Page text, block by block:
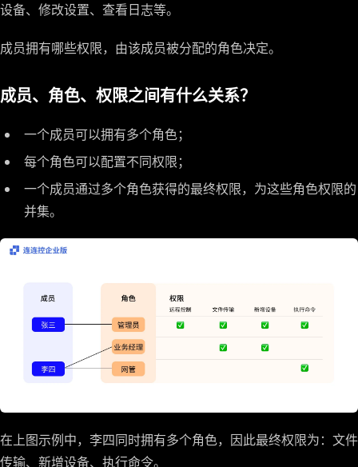
设备、修改设置、查看日志等。
成员拥有哪些权限，由该成员被分配的角色决定。
成员、角色、权限之间有什么关系？
一个成员可以拥有多个角色；
每个角色可以配置不同权限；
一个成员通过多个角色获得的最终权限，为这些角色权限的
并集。
在上图示例中，李四同时拥有多个角色，因此最终权限为：文件
传输、新增设备、执行命令。